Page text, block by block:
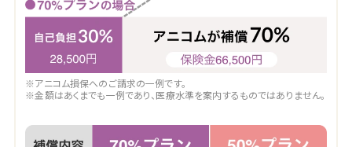
※アニコム損保へのご請求の一例です。
※金額はあくまでも一例であり、医療水準を案内するものではありません。